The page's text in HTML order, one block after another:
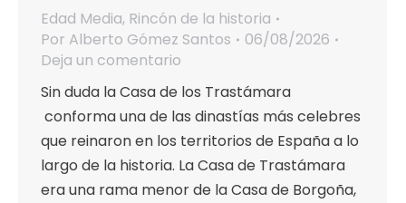
Edad Media, Rincón de la historia
Por Alberto Gómez Santos
06/08/2026
Deja un comentario
Sin duda la Casa de los Trastámara
conforma una de las dinastías más celebres
que reinaron en los territorios de España a lo
largo de la historia. La Casa de Trastámara
era una rama menor de la Casa de Borgoña,